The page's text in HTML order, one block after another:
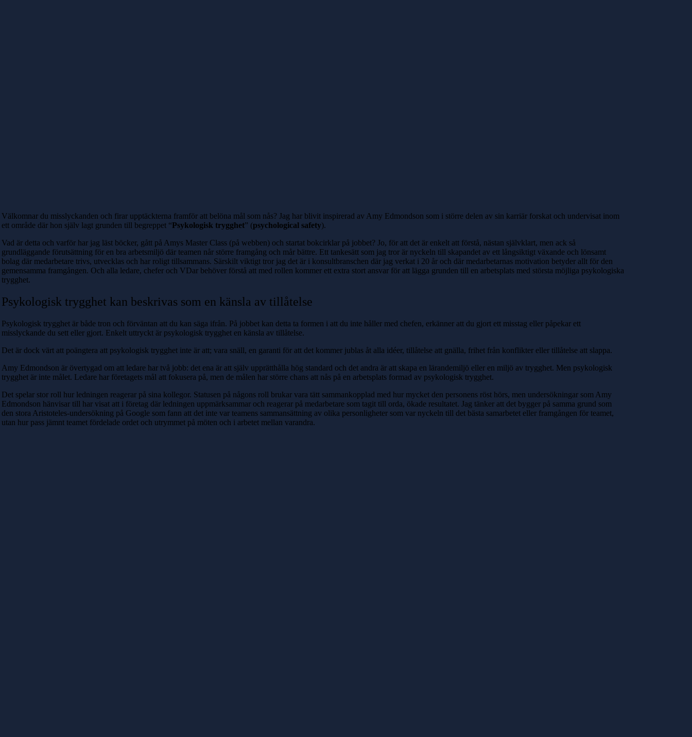
Välkomnar du misslyckanden och firar upptäckterna framför att belöna mål som nås? Jag har blivit inspirerad av Amy Edmondson som i större delen av sin karriär forskat och undervisat inom
ett område där hon själv lagt grunden till begreppet “Psykologisk trygghet” (psychological safety).
Vad är detta och varför har jag läst böcker, gått på Amys Master Class (på webben) och startat bokcirklar på jobbet? Jo, för att det är enkelt att förstå, nästan självklart, men ack så
grundläggande förutsättning för en bra arbetsmiljö där teamen når större framgång och mår bättre. Ett tankesätt som jag tror är nyckeln till skapandet av ett långsiktigt växande och lönsamt
bolag där medarbetare trivs, utvecklas och har roligt tillsammans. Särskilt viktigt tror jag det är i konsultbranschen där jag verkat i 20 år och där medarbetarnas motivation betyder allt för den
gemensamma framgången. Och alla ledare, chefer och VDar behöver förstå att med rollen kommer ett extra stort ansvar för att lägga grunden till en arbetsplats med största möjliga psykologiska
trygghet.
Psykologisk trygghet kan beskrivas som en känsla av tillåtelse
Psykologisk trygghet är både tron ​​och förväntan att du kan säga ifrån. På jobbet kan detta ta formen i att du inte håller med chefen, erkänner att du gjort ett misstag eller påpekar ett
misslyckande du sett eller gjort. Enkelt uttryckt är psykologisk trygghet en känsla av tillåtelse.
Det är dock värt att poängtera att psykologisk trygghet inte är att; vara snäll, en garanti för att det kommer jublas åt alla idéer, tillåtelse att gnälla, frihet från konflikter eller tillåtelse att slappa.
Amy Edmondson är övertygad om att ledare har två jobb: det ena är att själv upprätthålla hög standard och det andra är att skapa en lärandemiljö eller en miljö av trygghet. Men psykologisk
trygghet är inte målet. Ledare har företagets mål att fokusera på, men de målen har större chans att nås på en arbetsplats formad av psykologisk trygghet.
Det spelar stor roll hur ledningen reagerar på sina kollegor. Statusen på någons roll brukar vara tätt sammankopplad med hur mycket den personens röst hörs, men undersökningar som Amy
Edmondson hänvisar till har visat att i företag där ledningen uppmärksammar och reagerar på medarbetare som tagit till orda, ökade resultatet. Jag tänker att det bygger på samma grund som
den stora Aristoteles-undersökning på Google som fann att det inte var teamens sammansättning av olika personligheter som var nyckeln till det bästa samarbetet eller framgången för teamet,
utan hur pass jämnt teamet fördelade ordet och utrymmet på möten och i arbetet mellan varandra.